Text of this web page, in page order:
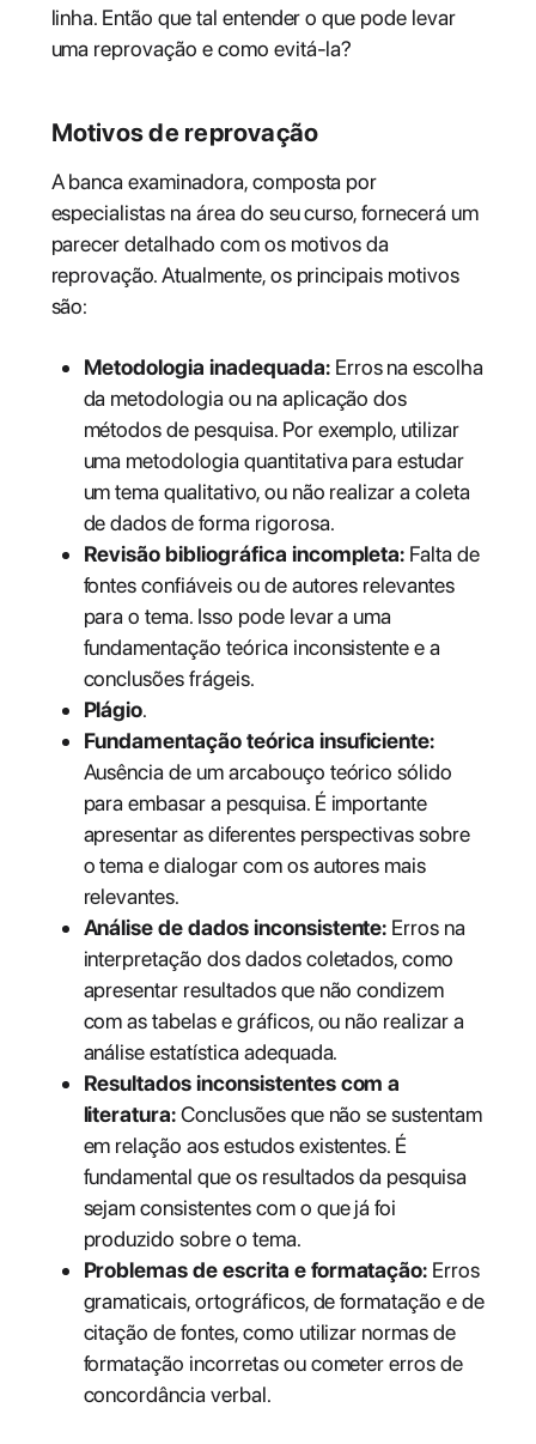
linha. Então que tal entender o que pode levar
uma reprovação e como evitá-la?
Motivos de reprovação
A banca examinadora, composta por
especialistas na área do seu curso, fornecerá um
parecer detalhado com os motivos da
reprovação. Atualmente, os principais motivos
são:
Metodologia inadequada:Erros na escolha
da metodologia ou na aplicação dos
métodos de pesquisa. Por exemplo, utilizar
uma metodologia quantitativa para estudar
um tema qualitativo, ou não realizar a coleta
de dados de forma rigorosa.
Revisão bibliográfica incompleta: Falta de
fontes confiáveis ou de autores relevantes
para o tema. Isso pode levar a uma
fundamentação teórica inconsistente e a
conclusões frágeis.
Plágio.
Fundamentação teórica insuficiente:
Ausência de um arcabouço teórico sólido
para embasar a pesquisa. É importante
apresentar as diferentes perspectivas sobre
o tema e dialogar com os autores mais
relevantes.
Análise de dados inconsistente: Erros na
interpretação dos dados coletados, como
apresentar resultados que não condizem
com as tabelas e gráficos, ou não realizar a
análise estatística adequada.
Resultados inconsistentes com a
literatura:Conclusões que não se sustentam
em relação aos estudos existentes. É
fundamental que os resultados da pesquisa
sejam consistentes com o que já foi
produzido sobre o tema.
Problemas de escrita e formatação: Erros
gramaticais, ortográficos, de formatação e de
citação de fontes, como utilizar normas de
formatação incorretas ou cometer erros de
concordância verbal.